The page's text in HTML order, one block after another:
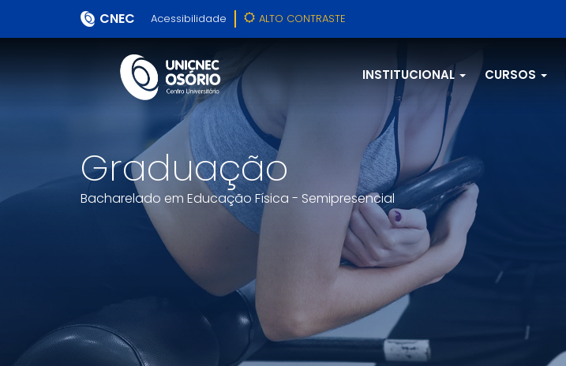
CNEC Acessibilidade ALTO CONTRASTE
INSTITUCIONAL CURSOS
Graduação
Bacharelado em Educação Física - Semipresencial